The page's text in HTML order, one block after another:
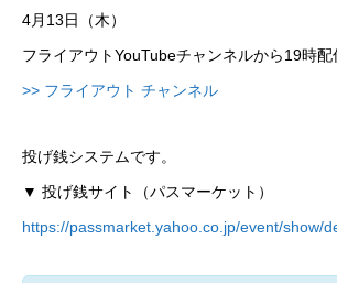
4月13日（木）
フライアウトYouTubeチャンネルから19時配
>> フライアウト チャンネル
投げ銭システムです。
▼ 投げ銭サイト（パスマーケット）
https://passmarket.yahoo.co.jp/event/show/